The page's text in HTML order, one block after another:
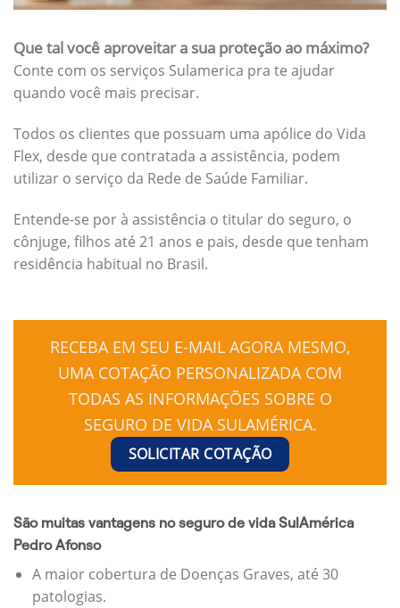
Que tal você aproveitar a sua proteção ao máximo?
Conte com os serviços Sulamerica pra te ajudar
quando você mais precisar.
Todos os clientes que possuam uma apólice do Vida
Flex, desde que contratada a assistência, podem
utilizar o serviço da Rede de Saúde Familiar.
Entende-se por à assistência o titular do seguro, o
cônjuge, filhos até 21 anos e pais, desde que tenham
residência habitual no Brasil.
RECEBA EM SEU E-MAIL AGORA MESMO,
UMA COTAÇÃO PERSONALIZADA COM
TODAS AS INFORMAÇÕES SOBRE O
SEGURO DE VIDA SULAMÉRICA.
SOLICITAR COTAÇÃO
São muitas vantagens no seguro de vida SulAmérica
Pedro Afonso
A maior cobertura de Doenças Graves, até 30
patologias.